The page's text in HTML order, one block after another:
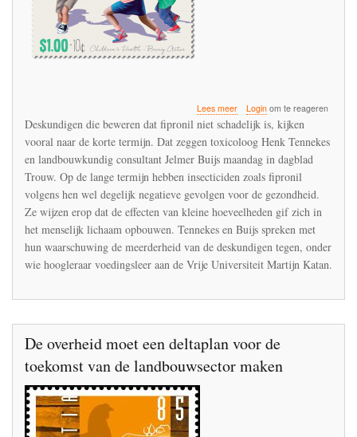
Lees meerover
Gevaren
fipronil
worden
onderschat,
experts
Loginom te reageren
Deskundigen die beweren dat fipronil niet schadelijk is, kijken
vooral naar de korte termijn. Dat zeggen toxicoloog Henk Tennekes
en landbouwkundig consultant Jelmer Buijs maandag in dagblad
Trouw. Op de lange termijn hebben insecticiden zoals fipronil
volgens hen wel degelijk negatieve gevolgen voor de gezondheid.
Ze wijzen erop dat de effecten van kleine hoeveelheden gif zich in
het menselijk lichaam opbouwen. Tennekes en Buijs spreken met
hun waarschuwing de meerderheid van de deskundigen tegen, onder
wie hoogleraar voedingsleer aan de Vrije Universiteit Martijn Katan.
De overheid moet een deltaplan voor de
toekomst van de landbouwsector maken